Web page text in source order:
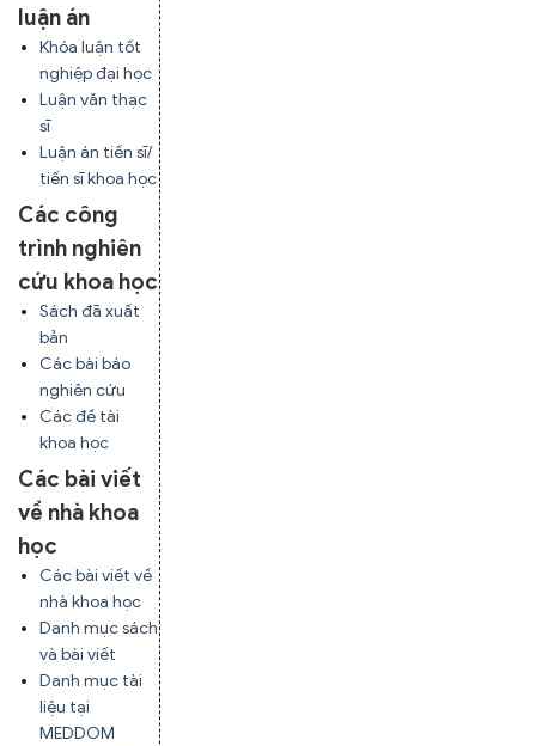
luận án
Khóa luận tốt
nghiệp đại học
Luận văn thạc
sĩ
Luận án tiến sĩ/
tiến sĩ khoa học
Các công
trình nghiên
cứu khoa học
Sách đã xuất
bản
Các bài báo
nghiên cứu
Các đề tài
khoa học
Các bài viết
về nhà khoa
học
Các bài viết về
nhà khoa học
Danh mục sách
và bài viết
Danh mục tài
liệu tại
MEDDOM